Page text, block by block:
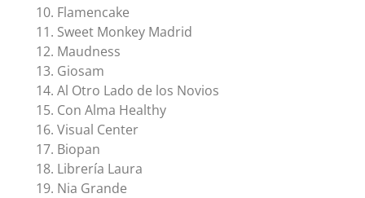
Flamencake
Sweet Monkey Madrid
Maudness
Giosam
Al Otro Lado de los Novios
Con Alma Healthy
Visual Center
Biopan
Librería Laura
Nia Grande